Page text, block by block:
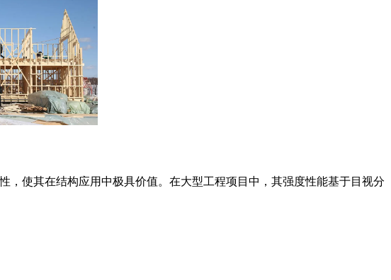
使其在结构应用中极具价值。在大型工程项目中，其强度性能基于目视分